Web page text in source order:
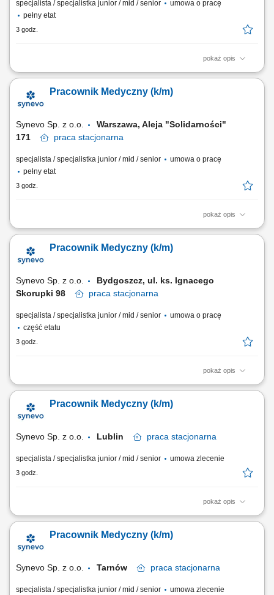
specjalista / specjalistka junior / mid / senior
umowa o pracę
pełny etat
3 godz.
pokaż opis
Opis stanowiska: Obsługa Pacjentów w Punkcie Pobrań; Wykonywanie
Prowadzenie dokumentacji medycznej zgodnie ze standardami Punktu
Pobrań; Obsługa kasy fiskalnej i systemu komputerowego do obsługi
Pracownik Medyczny (k/m)
Synevo Sp. z o.o.
Warszawa, Aleja "Solidarności"
171​
praca stacjonarna
specjalista / specjalistka junior / mid / senior
umowa o pracę
pełny etat
3 godz.
pokaż opis
Opis stanowiska: Obsługa Pacjentów w Punkcie Pobrań; Wykonywanie
Prowadzenie dokumentacji medycznej zgodnie ze standardami Punktu
Pobrań; Obsługa kasy fiskalnej i systemu komputerowego do obsługi
Pracownik Medyczny (k/m)
Synevo Sp. z o.o.
Bydgoszcz, ul. ks. Ignacego
Skorupki 98
praca stacjonarna
specjalista / specjalistka junior / mid / senior
umowa o pracę
część etatu
3 godz.
pokaż opis
Opis stanowiska: Obsługa Pacjentów w Punkcie Pobrań; Wykonywanie
Prowadzenie dokumentacji medycznej zgodnie ze standardami Punktu
Pobrań; Obsługa kasy fiskalnej i systemu komputerowego do obsługi
Pracownik Medyczny (k/m)
Synevo Sp. z o.o. Lublin praca stacjonarna
specjalista / specjalistka junior / mid / senior umowa zlecenie
3 godz.
pokaż opis
Opis stanowiska: Obsługa Pacjentów w Punkcie Pobrań; Wykonywanie
Prowadzenie dokumentacji medycznej zgodnie ze standardami Punktu
Pobrań; Obsługa kasy fiskalnej i systemu komputerowego do obsługi
Pracownik Medyczny (k/m)
Synevo Sp. z o.o. Tarnów praca stacjonarna
specjalista / specjalistka junior / mid / senior umowa zlecenie